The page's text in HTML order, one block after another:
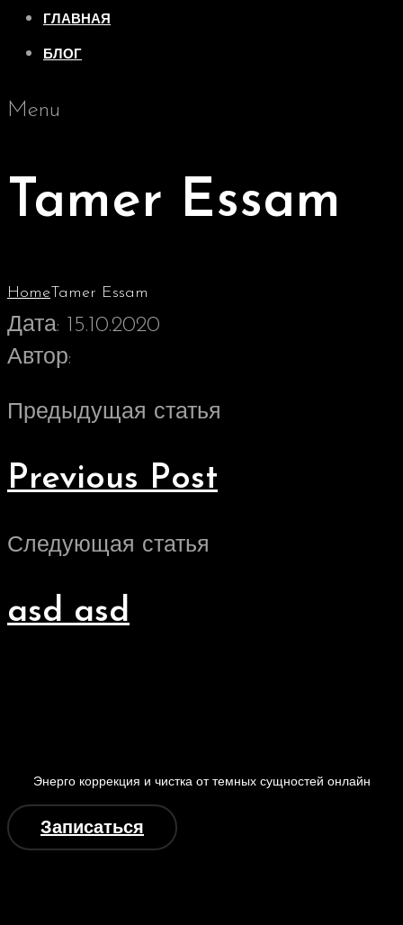
ГЛАВНАЯ
БЛОГ
Menu
Tamer Essam
Home Tamer Essam
Дата: 15.10.2020
Автор:
Предыдущая статья
Previous Post
Следующая статья
asd asd
Энерго коррекция и чистка от темных сущностей онлайн
Записаться